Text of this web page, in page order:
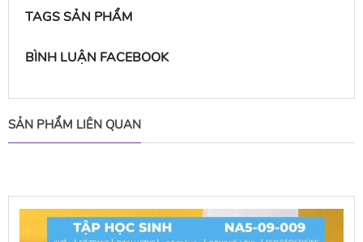
TAGS SẢN PHẨM
BÌNH LUẬN FACEBOOK
SẢN PHẨM LIÊN QUAN